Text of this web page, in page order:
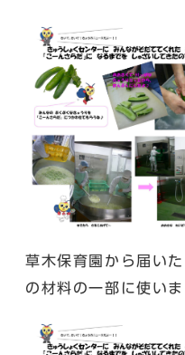
草木保育園から届い
の材料の一部に使いま